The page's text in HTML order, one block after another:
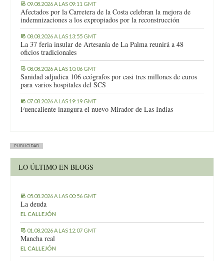
09.08.2026 A LAS 09:11 GMT
Afectados por la Carretera de la Costa celebran la mejora de
indemnizaciones a los expropiados por la reconstrucción
08.08.2026 A LAS 13:55 GMT
La 37 feria insular de Artesanía de La Palma reunirá a 48
oficios tradicionales
08.08.2026 A LAS 10:06 GMT
Sanidad adjudica 106 ecógrafos por casi tres millones de euros
para varios hospitales del SCS
07.08.2026 A LAS 19:19 GMT
Fuencaliente inaugura el nuevo Mirador de Las Indias
PUBLICIDAD
LO ÚLTIMO EN BLOGS
05.08.2026 A LAS 00:56 GMT
La deuda
EL CALLEJÓN
01.08.2026 A LAS 12:07 GMT
Mancha real
EL CALLEJÓN